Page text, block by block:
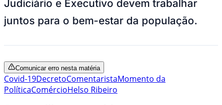
Judiciário e Executivo devem trabalhar
juntos para o bem-estar da população.
Comunicar erro nesta matéria
Covid-19DecretoComentaristaMomento da
PolíticaComércioHelso Ribeiro